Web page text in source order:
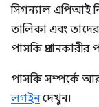
সিগন্যাল এপিআই
তালিকা এবং
পাসকি
পাসকি সম্পর্কে
লগইনদেখুন।